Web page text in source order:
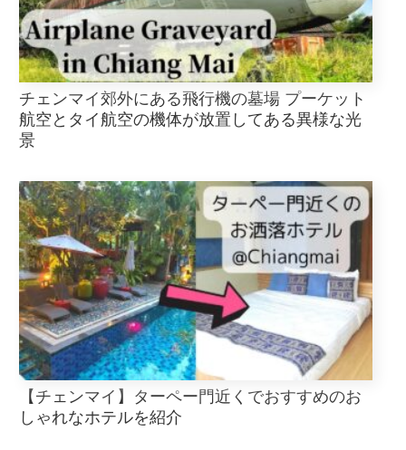
チェンマイ郊外にある飛行機の墓場 プーケット
航空とタイ航空の機体が放置してある異様な光
景
【チェンマイ】ターペー門近くでおすすめのお
しゃれなホテルを紹介